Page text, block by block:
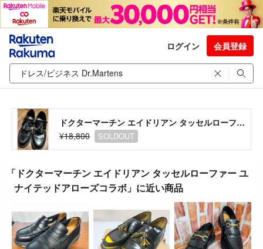
ログイン 会員登録
ドクターマーチン エイドリアン タッセルローファー ユナイテッドアローズコラボ
¥18,800
SOLDOUT
「ドクターマーチン エイドリアン タッセルローファー ユ
ナイテッドアローズコラボ」に近い商品